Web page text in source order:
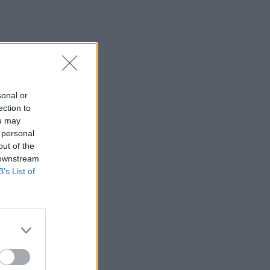
or
to
may
of the
List of
Πολιτική Προστασία: Νέα εναέρια μέσα
και τεχνολογία